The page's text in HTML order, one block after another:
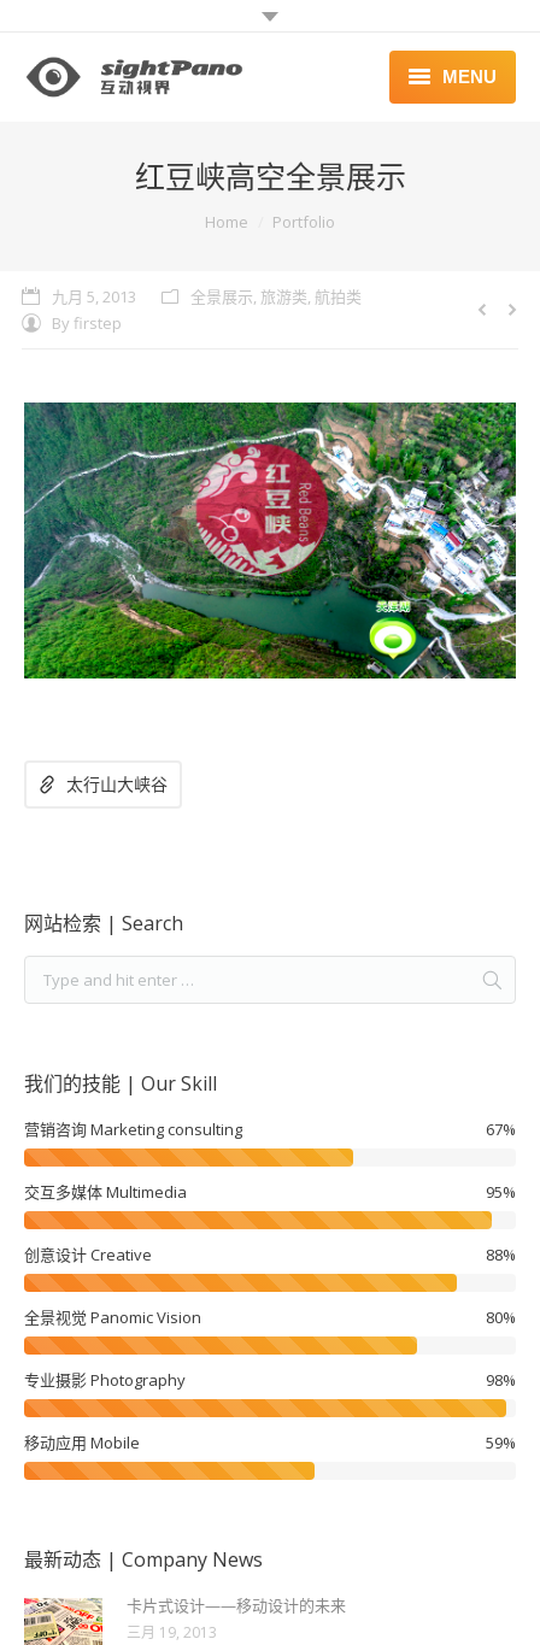
MENU
案例 | WORKS
红豆峡高空全景展示
Home Portfolio
九月 5, 2013 全景展示, 旅游类, 航拍类
By firstep
太行山大峡谷
网站检索 | Search
我们的技能 | Our Skill
营销咨询 Marketing consulting 67%
交互多媒体 Multimedia 95%
创意设计 Creative 88%
全景视觉 Panomic Vision 80%
专业摄影 Photography 98%
移动应用 Mobile 59%
最新动态 | Company News
卡片式设计——移动设计的未来
三月 19, 2013